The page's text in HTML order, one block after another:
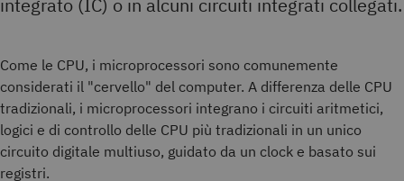
integrato (IC) o in alcuni circuiti integrati collegati.
Come le CPU, i microprocessori sono comunemente
considerati il "cervello" del computer. A differenza delle CPU
tradizionali, i microprocessori integrano i circuiti aritmetici,
logici e di controllo delle CPU più tradizionali in un unico
circuito digitale multiuso, guidato da un clock e basato sui
registri.